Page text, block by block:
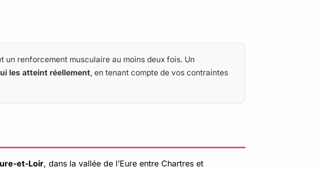
un renforcement musculaire au moins deux fois. Un
les atteint réellement, en tenant compte de vos contraintes
et-Loir, dans la vallée de l’Eure entre Chartres et